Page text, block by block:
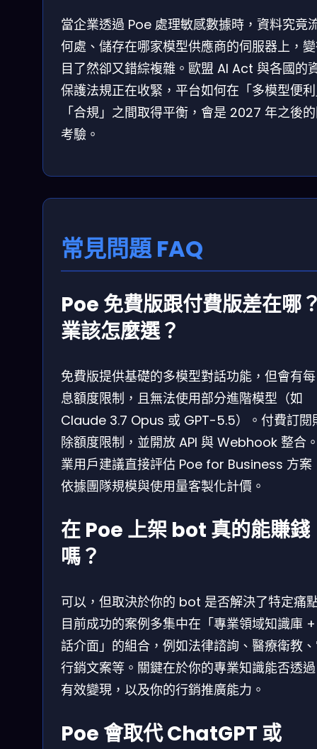
當企業透過 Poe 處理敏感數據時，資料究竟
何處、儲存在哪家模型供應商的伺服器上，
目了然卻又錯綜複雜。歐盟 AI Act 與各國的
保護法規正在收緊，平台如何在「多模型便
「合規」之間取得平衡，會是 2027 年之後
考驗。
常見問題 FAQ
Poe 免費版跟付費版差在哪
業該怎麼選？
免費版提供基礎的多模型對話功能，但會有
息額度限制，且無法使用部分進階模型（如
Claude 3.7 Opus 或 GPT-5.5）。付費訂閱
除額度限制，並開放 API 與 Webhook 整合
業用戶建議直接評估 Poe for Business 方案
依據團隊規模與使用量客製化計價。
在 Poe 上架 bot 真的能賺錢
嗎？
可以，但取決於你的 bot 是否解決了特定痛
目前成功的案例多集中在「專業領域知識庫
話介面」的組合，例如法律諮詢、醫療衛教
行銷文案等。關鍵在於你的專業知識能否透
有效變現，以及你的行銷推廣能力。
Poe 會取代 ChatGPT 或